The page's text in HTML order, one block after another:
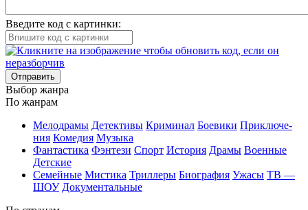
Введите код с картинки:
Отправить
Вы­бор жан­ра
По жан­рам
Ме­ло­дра­мы Де­тек­ти­вы Кри­ми­нал Бое­ви­ки При­клю­че­
ния Ко­ме­дия Му­зы­ка
Фан­та­сти­ка Фэн­те­зи Спорт Ис­то­рия Дра­мы Во­ен­ные
Дет­ские
Се­мей­ные Мис­ти­ка Трил­ле­ры Био­гра­фия Ужа­сы ТВ —
ШОУ До­ку­мен­таль­ные